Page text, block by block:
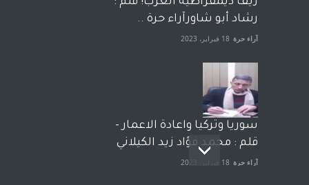
رشاد أبو شاورآراء حرة ..
آراء حرة 18 فبراير، 2023
سوريا وتركيا واعادة الاعمار -
قلم : محمد فؤاد زيد الكيلاني
آراء حرة 18 فبراير، 2023